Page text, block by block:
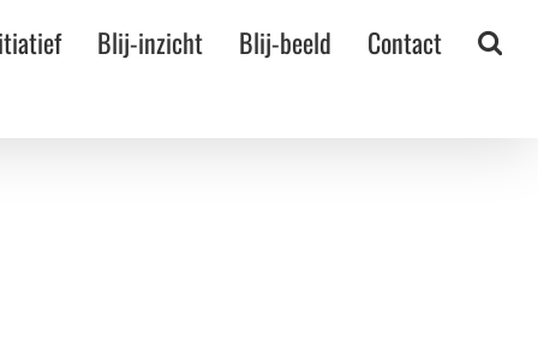
Blij-inzicht Blij-beeld Contact